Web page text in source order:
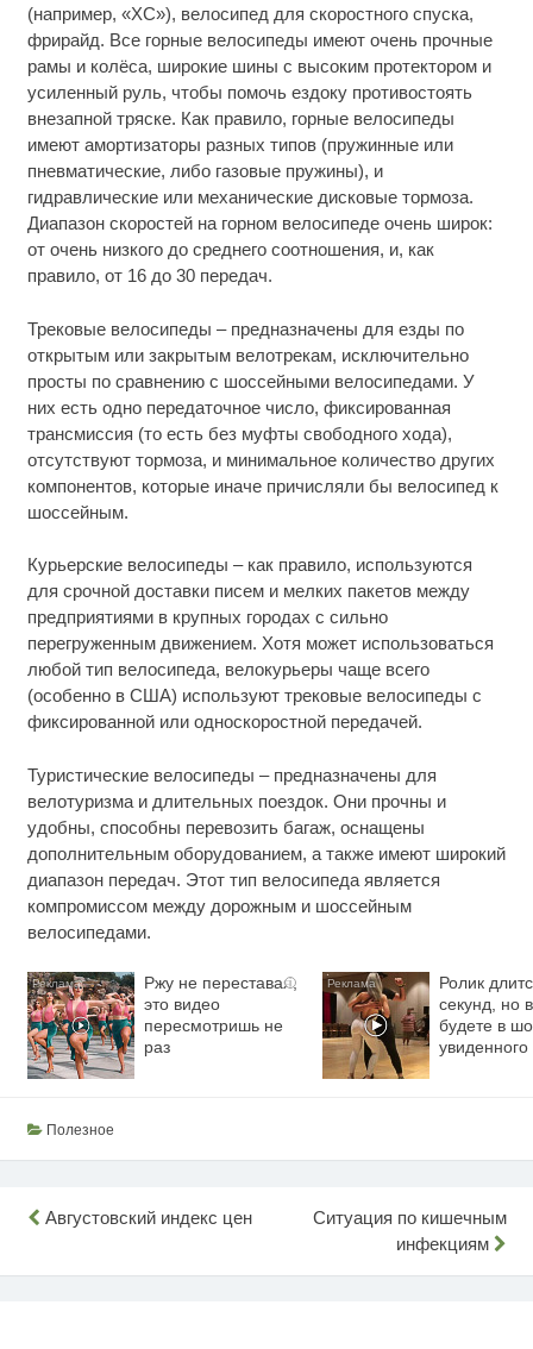
(например, «ХС»), велосипед для скоростного спуска,
фрирайд. Все горные велосипеды имеют очень прочные
рамы и колёса, широкие шины с высоким протектором и
усиленный руль, чтобы помочь ездоку противостоять
внезапной тряске. Как правило, горные велосипеды
имеют амортизаторы разных типов (пружинные или
пневматические, либо газовые пружины), и
гидравлические или механические дисковые тормоза.
Диапазон скоростей на горном велосипеде очень широк:
от очень низкого до среднего соотношения, и, как
правило, от 16 до 30 передач.
Трековые велосипеды – предназначены для езды по
открытым или закрытым велотрекам, исключительно
просты по сравнению с шоссейными велосипедами. У
них есть одно передаточное число, фиксированная
трансмиссия (то есть без муфты свободного хода),
отсутствуют тормоза, и минимальное количество других
компонентов, которые иначе причисляли бы велосипед к
шоссейным.
Курьерские велосипеды – как правило, используются
для срочной доставки писем и мелких пакетов между
предприятиями в крупных городах с сильно
перегруженным движением. Хотя может использоваться
любой тип велосипеда, велокурьеры чаще всего
(особенно в США) используют трековые велосипеды с
фиксированной или односкоростной передачей.
Туристические велосипеды – предназначены для
велотуризма и длительных поездок. Они прочны и
удобны, способны перевозить багаж, оснащены
дополнительным оборудованием, а также имеют широкий
диапазон передач. Этот тип велосипеда является
компромиссом между дорожным и шоссейным
велосипедами.
i
Ржу не переставая,
это видео
пересмотришь не
раз
Ролик
секунд, но
будете в
увиденного
Полезное
Навигация
Августовский индекс цен
Ситуация по кишечным
инфекциям